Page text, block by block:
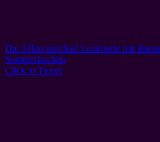
Die Affen sind los! Lenintorte mit
Sommerkuchen
Click to Tweet